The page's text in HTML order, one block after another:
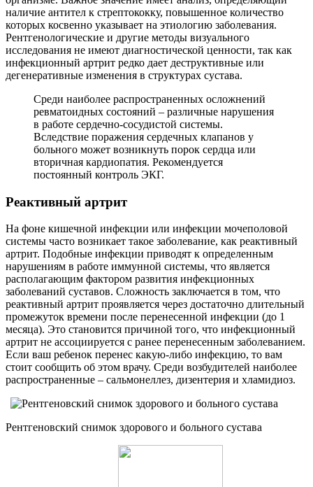
наличие антител к стрептококку, повышенное количество
которых косвенно указывает на этиологию заболевания.
Рентгенологические и другие методы визуального
исследования не имеют диагностической ценности, так как
инфекционный артрит редко дает деструктивные или
дегенеративные изменения в структурах сустава.
Среди наиболее распространенных осложнений
ревматоидных состояний – различные нарушения
в работе сердечно-сосудистой системы.
Вследствие поражения сердечных клапанов у
больного может возникнуть порок сердца или
вторичная кардиопатия. Рекомендуется
постоянный контроль ЭКГ.
Реактивный артрит
На фоне кишечной инфекции или инфекции мочеполовой
системы часто возникает такое заболевание, как реактивный
артрит. Подобные инфекции приводят к определенным
нарушениям в работе иммунной системы, что является
располагающим фактором развития инфекционных
заболеваний суставов. Сложность заключается в том, что
реактивный артрит проявляется через достаточно длительный
промежуток времени после перенесенной инфекции (до 1
месяца). Это становится причиной того, что инфекционный
артрит не ассоциируется с ранее перенесенным заболеванием.
Если ваш ребенок перенес какую-либо инфекцию, то вам
стоит сообщить об этом врачу. Среди возбудителей наиболее
распространенные – сальмонеллез, дизентерия и хламидиоз.
Рентгеновский снимок здорового и больного сустава